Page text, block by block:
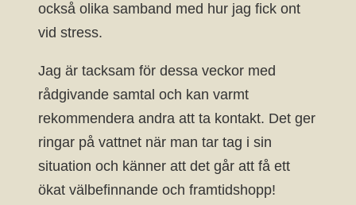
också olika samband med hur jag fick ont
vid stress.
Jag är tacksam för dessa veckor med
rådgivande samtal och kan varmt
rekommendera andra att ta kontakt. Det ger
ringar på vattnet när man tar tag i sin
situation och känner att det går att få ett
ökat välbefinnande och framtidshopp!